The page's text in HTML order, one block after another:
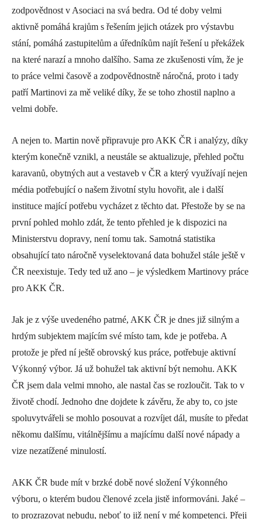
zodpovědnost v Asociaci na svá bedra. Od té doby velmi
aktivně pomáhá krajům s řešením jejich otázek pro výstavbu
stání, pomáhá zastupitelům a úředníkům najít řešení u překážek
na které narazí a mnoho dalšího. Sama ze zkušenosti vím, že je
to práce velmi časově a zodpovědnostně náročná, proto i tady
patří Martinovi za mě veliké díky, že se toho zhostil naplno a
velmi dobře.
A nejen to. Martin nově připravuje pro AKK ČR i analýzy, díky
kterým konečně vznikl, a neustále se aktualizuje, přehled počtu
karavanů, obytných aut a vestaveb v ČR a který využívají nejen
média potřebující o našem životní stylu hovořit, ale i další
instituce mající potřebu vycházet z těchto dat. Přestože by se na
první pohled mohlo zdát, že tento přehled je k dispozici na
Ministerstvu dopravy, není tomu tak. Samotná statistika
obsahující tato náročně vyselektovaná data bohužel stále ještě v
ČR neexistuje. Tedy ted už ano – je výsledkem Martinovy práce
pro AKK ČR.
Jak je z výše uvedeného patrné, AKK ČR je dnes již silným a
hrdým subjektem majícím své místo tam, kde je potřeba. A
protože je před ní ještě obrovský kus práce, potřebuje aktivní
Výkonný výbor. Já už bohužel tak aktivní být nemohu. AKK
ČR jsem dala velmi mnoho, ale nastal čas se rozloučit. Tak to v
životě chodí. Jednoho dne dojdete k závěru, že aby to, co jste
spoluvytvářeli se mohlo posouvat a rozvíjet dál, musíte to předat
někomu dalšímu, vitálnějšímu a majícímu další nové nápady a
vize nezatížené minulostí.
AKK ČR bude mít v brzké době nové složení Výkonného
výboru, o kterém budou členové zcela jistě informováni. Jaké –
to prozrazovat nebudu, neboť to již není v mé kompetenci. Přeji